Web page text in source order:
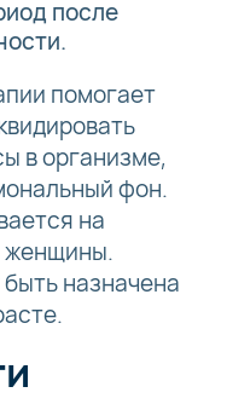
после
помогает
в организме,
фон.
на
женщины.
назначена